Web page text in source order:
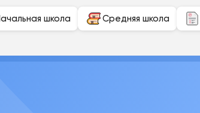
школа Средняя школа